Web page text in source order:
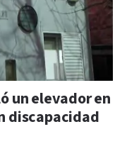
un elevador en
discapacidad